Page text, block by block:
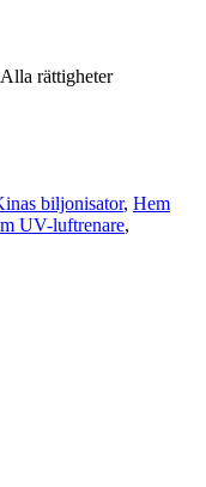
rättigheter
biljonisator, Hem
UV-luftrenare,